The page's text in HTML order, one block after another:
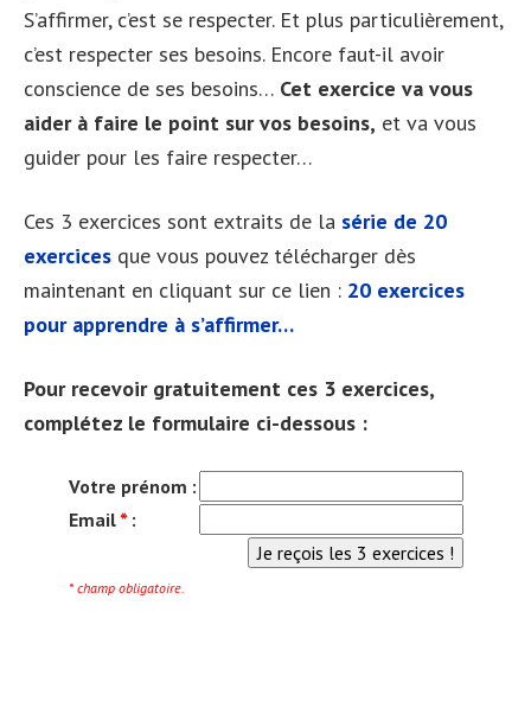
S’affirmer, c’est se respecter. Et plus particulièrement,
c’est respecter ses besoins. Encore faut-il avoir
conscience de ses besoins… Cet exercice va vous
aider à faire le point sur vos besoins, et va vous
guider pour les faire respecter…
Ces 3 exercices sont extraits de la série de 20
exercices que vous pouvez télécharger dès
maintenant en cliquant sur ce lien : 20 exercices
pour apprendre à s’affirmer…
Pour recevoir gratuitement ces 3 exercices,
complétez le formulaire ci-dessous :
Votre prénom :
Email* :
* champ obligatoire.